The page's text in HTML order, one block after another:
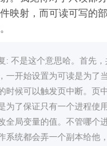
映射，而可读可写的
: 不是这个意思哈。首先
一开始设置为可读是为了
时候可以触发页中断。页
为了保证只有一个进程使
全局变量的值。不管哪个
系统都会弄一个副本给他